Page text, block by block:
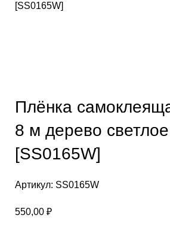
[SS0165W]
Плёнка
8 м дерево светлое
[SS0165W]
Артикул: SS0165W
550,00 ₽